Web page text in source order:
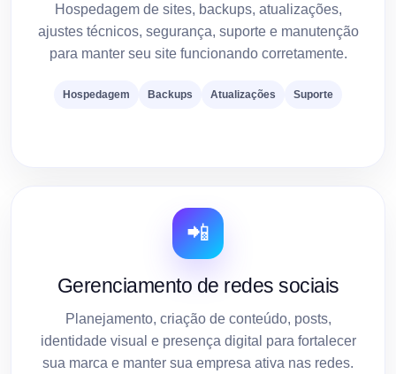
Hospedagem de sites, backups, atualizações,
ajustes técnicos, segurança, suporte e manutenção
para manter seu site funcionando corretamente.
Hospedagem Backups Atualizações Suporte
📲
Gerenciamento de redes sociais
Planejamento, criação de conteúdo, posts,
identidade visual e presença digital para fortalecer
sua marca e manter sua empresa ativa nas redes.